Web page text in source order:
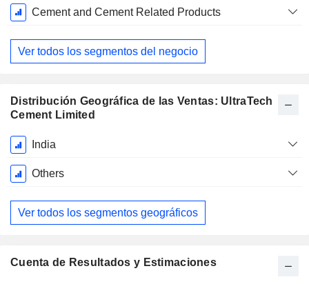
Período
fiscal:
Marzo
Cement and Cement Related Products
Ver todos los segmentos del negocio
Distribución Geográfica de las Ventas: UltraTech
Cement Limited
Período
fiscal:
Marzo
India
Others
Ver todos los segmentos geográficos
Cuenta de Resultados y Estimaciones